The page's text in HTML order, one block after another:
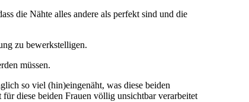
die Nähte alles andere als perfekt sind und die
zu bewerkstelligen.
müssen.
so viel (hin)eingenäht, was diese beiden
diese beiden Frauen völlig unsichtbar verarbeitet